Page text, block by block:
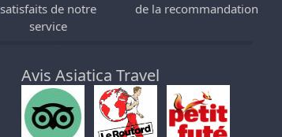
satisfaits de notre
service
de la recommandation
Avis Asiatica Travel